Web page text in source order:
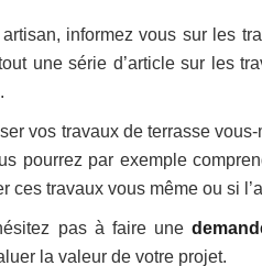
informez vous sur les
une série d’article sur les
.
vos travaux de terrasse
pourrez par exemple
ces travaux vous même ou si
pas à faire une
la valeur de votre projet.